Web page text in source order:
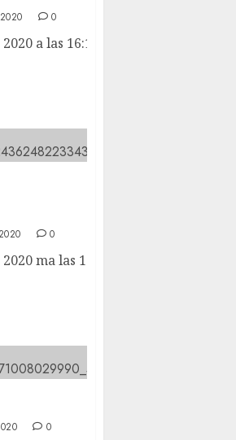
0
a las 16:10 Hoy queremos dar
0
ma las 18:51 Esta cosa tan
0